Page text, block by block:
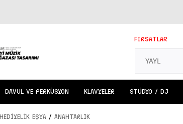
FIRSATLAR
DAVUL VE PERKÜSYON KLAVYELER STÜDYO / DJ
HEDİYELİK EŞYA / ANAHTARLIK